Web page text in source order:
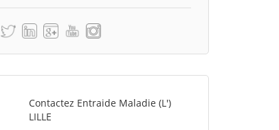
Contactez Entraide Maladie (L')
LILLE